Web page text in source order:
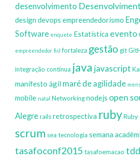
desenvolvimento
design devops empreendedorismo
Software enquete Estatística evento
empreendedor fisl fortaleza gestão git
integração contínua java javascript
manifesto ágil maré de agilidade
mobile natal Networking nodejs open
Alegre rails retrospectiva ruby Ruby
scrum sea tecnologia semana
tasafoconf2015 tasafoemacao tdd